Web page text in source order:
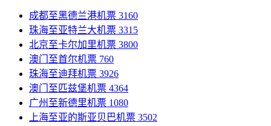
成都至黑德兰港机票 3160
珠海至亚特兰大机票 3315
北京至卡尔加里机票 3800
澳门至首尔机票 760
珠海至迪拜机票 3926
澳门至匹兹堡机票 4364
广州至新德里机票 1080
上海至亚的斯亚贝巴机票 3502